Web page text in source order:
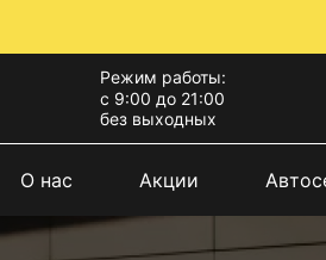
Режим работы:
с 9:00 до 21:00
без выходных
О нас Акции